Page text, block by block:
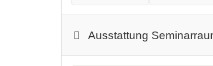
Ausstattung